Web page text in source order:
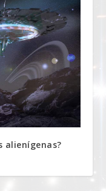
alienígenas?